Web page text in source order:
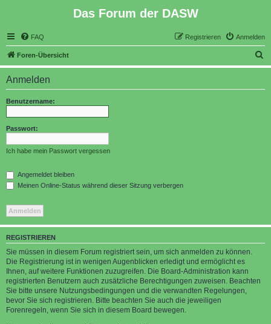
Das Forum der DASW
FAQ Anmelden
Registrieren
Foren-Übersicht
u
Anmelden
Benutzername:
Passwort:
Ich habe mein Passwort vergessen
Angemeldet bleiben
Meinen Online-Status während dieser Sitzung verbergen
REGISTRIEREN
Sie müssen in diesem Forum registriert sein, um sich anmelden zu können.
Die Registrierung ist in wenigen Augenblicken erledigt und ermöglicht es
Ihnen, auf weitere Funktionen zuzugreifen. Die Board-Administration kann
registrierten Benutzern auch zusätzliche Berechtigungen zuweisen. Beachten
Sie bitte unsere Nutzungsbedingungen und die verwandten Regelungen,
bevor Sie sich registrieren. Bitte beachten Sie auch die jeweiligen
Forenregeln, wenn Sie sich in diesem Board bewegen.